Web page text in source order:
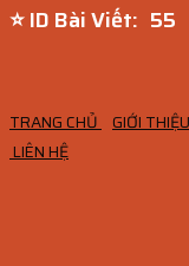
⭐ ID Bài Viết: 53
TRANG CHỦ GIỚI
LIÊN HỆ